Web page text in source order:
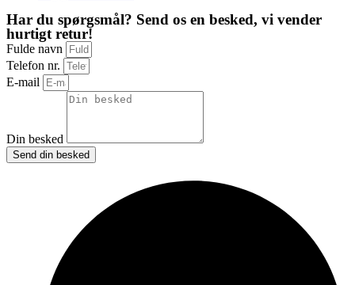
Har du spørgsmål? Send os en besked, vi vender
hurtigt retur!
Fulde navn
Telefon nr.
E-mail
Din besked
Send din besked